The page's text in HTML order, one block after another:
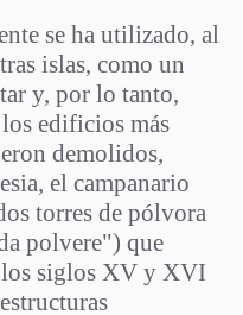
se ha utilizado, al
islas, como un
y, por lo tanto,
edificios más
demolidos,
el campanario
torres de pólvora
polvere") que
los siglos XV y XVI